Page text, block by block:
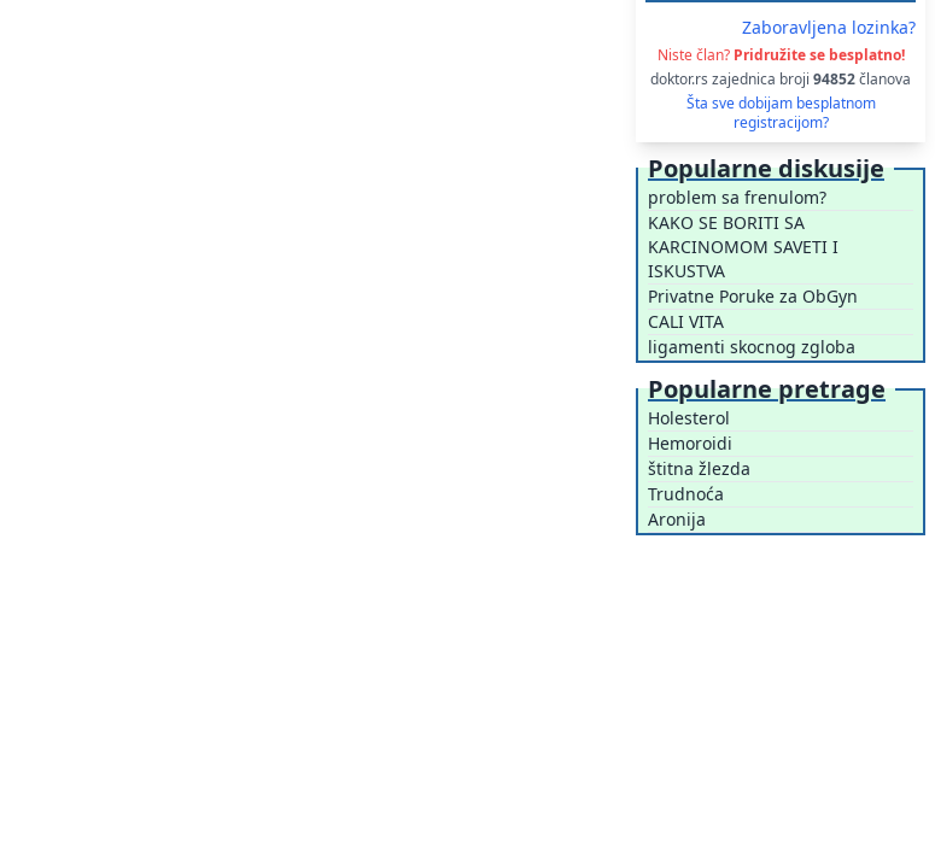
Zaboravljena lozinka?
Niste član? Pridružite se besplatno!
doktor.rs zajednica broji 94852članova
Šta sve dobijam besplatnom
registracijom?
Popularne diskusije
problem sa frenulom?
KAKO SE BORITI SA
KARCINOMOM SAVETI I
ISKUSTVA
Privatne Poruke za ObGyn
CALI VITA
ligamenti skocnog zgloba
Popularne pretrage
Holesterol
Hemoroidi
štitna žlezda
Trudnoća
Aronija